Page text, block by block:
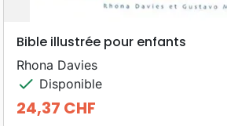
Bible illustrée pour enfants
Rhona Davies
check Disponible
Prix
24,37 CHF